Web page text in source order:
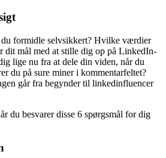
formidle selvsikkert? Hvilke værdier
dit mål med at stille dig op på LinkedIn-
lige nu fra at dele din viden, når du
du på sure miner i kommentarfeltet?
går fra begynder til linkedinfluencer
du besvarer disse 6 spørgsmål for dig